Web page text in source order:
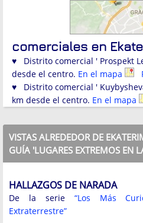
comerciales en
♥ Distrito comercial ' Prospekt
desde el centro. En el mapa
♥ Distrito comercial '
km desde el centro. En el mapa
VISTAS ALREDEDOR DE
GUÍA 'LUGARES EXTREMOS EN
HALLAZGOS DE NARADA
De la serie “Los Más
Extraterrestre”